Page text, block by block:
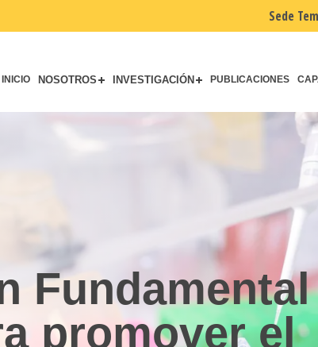
Sede
INICIO NOSOTROS INVESTIGACIÓN PUBLICACIONES
la Innovación
Tecnológica